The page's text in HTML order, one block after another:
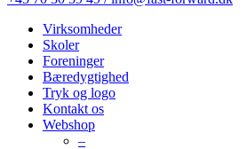
Virksomheder
Skoler
Foreninger
Bæredygtighed
Tryk og logo
Kontakt os
Webshop
–